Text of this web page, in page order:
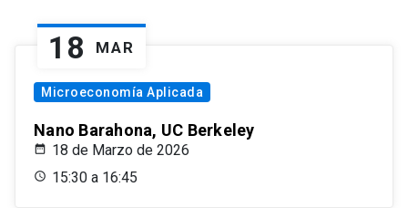
18 MAR
Microeconomía Aplicada
Nano Barahona, UC Berkeley
18 de Marzo de 2026
15:30 a 16:45